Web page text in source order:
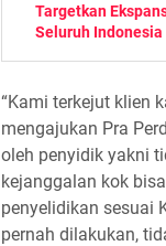
Targetkan
Seluruh Indonesia
“Kami terkejut klien
mengajukan Pra
oleh penyidik yakni
kejanggalan kok
penyelidikan sesuai
pernah dilakukan,